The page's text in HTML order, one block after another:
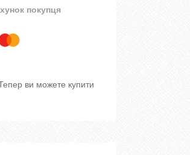
покупця
ви можете купити